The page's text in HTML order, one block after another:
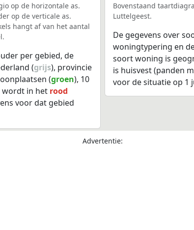
op de horizontale as.
op de verticale as.
hangt af van het aantal
per gebied, de
(grijs), provincie
(groen), 10
wordt in het rood
voor dat gebied
Bovenstaand
Luttelgeest.
De gegevens over
woningtypering en
soort woning is
is huisvest (panden
voor de situatie op 1
Advertentie: